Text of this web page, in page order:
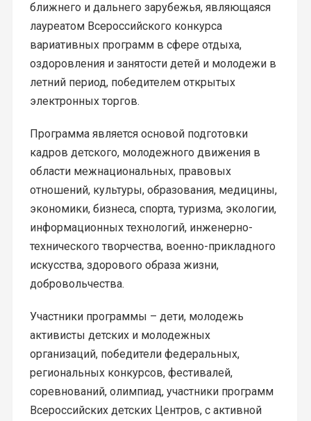
ближнего и дальнего зарубежья, являющаяся
лауреатом Всероссийского конкурса
вариативных программ в сфере отдыха,
оздоровления и занятости детей и молодежи в
летний период, победителем открытых
электронных торгов.
Программа является основой подготовки
кадров детского, молодежного движения в
области межнациональных, правовых
отношений, культуры, образования, медицины,
экономики, бизнеса, спорта, туризма, экологии,
информационных технологий, инженерно-
технического творчества, военно-прикладного
искусства, здорового образа жизни,
добровольчества.
Участники программы – дети, молодежь
активисты детских и молодежных
организаций, победители федеральных,
региональных конкурсов, фестивалей,
соревнований, олимпиад, участники программ
Всероссийских детских Центров, с активной